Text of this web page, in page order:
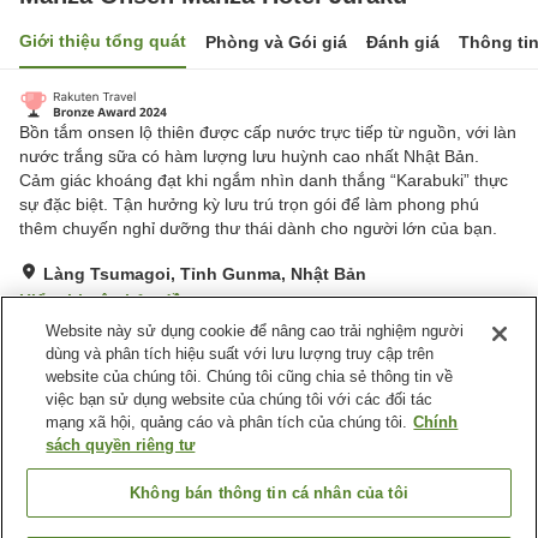
Giới thiệu tổng quát Phòng và Gói giá Đánh giá Thông
Bồn tắm onsen lộ thiên được cấp nước trực tiếp từ nguồn, với làn
nước trắng sữa có hàm lượng lưu huỳnh cao nhất Nhật Bản.
Cảm giác khoáng đạt khi ngắm nhìn danh thắng “Karabuki” thực
sự đặc biệt. Tận hưởng kỳ lưu trú trọn gói để làm phong phú
thêm chuyến nghỉ dưỡng thư thái dành cho người lớn của bạn.
Làng Tsumagoi, Tỉnh Gunma, Nhật Bản
Hiển thị trên bản đồ
Tuyệt vời Đánh giá:946lượt
Tiện nghi chỗ nghỉ
Wi-Fi
Phòng Phơi Thiết Bị Trượt
Bãi đỗ xe miễn phí
Website này sử dụng cookie để nâng cao trải nghiệm người
dùng và phân tích hiệu suất với lưu lượng truy cập trên
website của chúng tôi. Chúng tôi cũng chia sẻ thông tin về
việc bạn sử dụng website của chúng tôi với các đối tác
mạng xã hội, quảng cáo và phân tích của chúng tôi. Chính
sách quyền riêng tư
Không bán thông tin cá nhân của tôi